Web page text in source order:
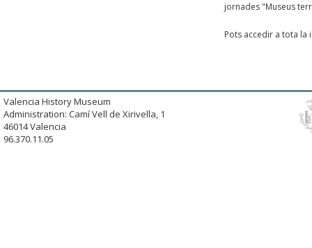
jornades "Museus
Pots accedir a tota
Valencia History Museum
Administration: Camí Vell de Xirivella, 1
46014 Valencia
96.370.11.05